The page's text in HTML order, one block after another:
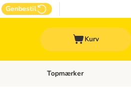
Genbestil
Kurv
VeterinærfoderÅben kategori menu: Andre
Topmærker